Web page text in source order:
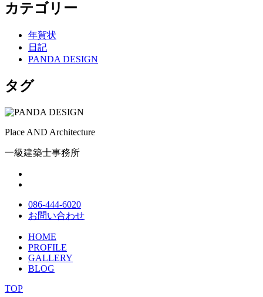
カテゴリー
年賀状
日記
PANDA DESIGN
タグ
Place AND Architecture
一級建築士事務所
086-444-6020
お問い合わせ
HOME
PROFILE
GALLERY
BLOG
TOP